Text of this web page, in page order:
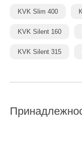
KVK Slim 400
KVK Silent 160
KVK Silent 315